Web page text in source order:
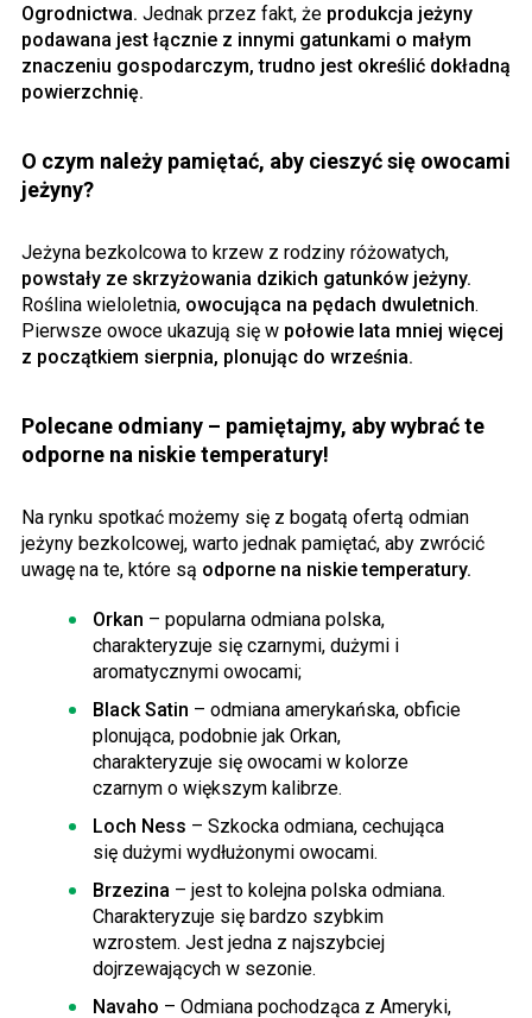
Ogrodnictwa. Jednak przez fakt, że produkcja jeżyny
podawana jest łącznie z innymi gatunkami o małym
znaczeniu gospodarczym, trudno jest określić dokładną
powierzchnię.
O czym należy pamiętać, aby cieszyć się owocami
jeżyny?
Jeżyna bezkolcowa to krzew z rodziny różowatych,
powstały ze skrzyżowania dzikich gatunków jeżyny.
Roślina wieloletnia, owocująca na pędach dwuletnich.
Pierwsze owoce ukazują się w połowie lata mniej więcej
z początkiem sierpnia, plonując do września.
Polecane odmiany – pamiętajmy, aby wybrać te
odporne na niskie temperatury!
Na rynku spotkać możemy się z bogatą ofertą odmian
jeżyny bezkolcowej, warto jednak pamiętać, aby zwrócić
uwagę na te, które są odporne na niskie temperatury.
Orkan – popularna odmiana polska,
charakteryzuje się czarnymi, dużymi i
aromatycznymi owocami;
Black Satin – odmiana amerykańska, obficie
plonująca, podobnie jak Orkan,
charakteryzuje się owocami w kolorze
czarnym o większym kalibrze.
Loch Ness – Szkocka odmiana, cechująca
się dużymi wydłużonymi owocami.
Brzezina – jest to kolejna polska odmiana.
Charakteryzuje się bardzo szybkim
wzrostem. Jest jedna z najszybciej
dojrzewających w sezonie.
Navaho – Odmiana pochodząca z Ameryki,